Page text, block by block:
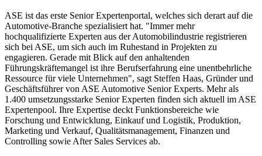
ASE ist das erste Senior Expertenportal, welches sich derart auf die
Automotive-Branche spezialisiert hat. "Immer mehr
hochqualifizierte Experten aus der Automobilindustrie registrieren
sich bei ASE, um sich auch im Ruhestand in Projekten zu
engagieren. Gerade mit Blick auf den anhaltenden
Führungskräftemangel ist ihre Berufserfahrung eine unentbehrliche
Ressource für viele Unternehmen", sagt Steffen Haas, Gründer und
Geschäftsführer von ASE Automotive Senior Experts. Mehr als
1.400 umsetzungsstarke Senior Experten finden sich aktuell im ASE
Expertenpool. Ihre Expertise deckt Funktionsbereiche wie
Forschung und Entwicklung, Einkauf und Logistik, Produktion,
Marketing und Verkauf, Qualitätsmanagement, Finanzen und
Controlling sowie After Sales Services ab.